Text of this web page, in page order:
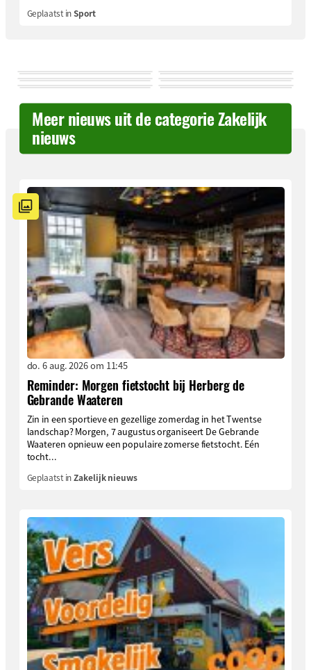
Geplaatst inSport
Meer nieuws uit de categorie Zakelijk
nieuws
do. 6 aug. 2026 om 11:45
Reminder: Morgen fietstocht bij Herberg de
Gebrande Waateren
Zin in een sportieve en gezellige zomerdag in het Twentse
landschap? Morgen, 7 augustus organiseert De Gebrande
Waateren opnieuw een populaire zomerse fietstocht. Eén
tocht...
Geplaatst inZakelijk nieuws